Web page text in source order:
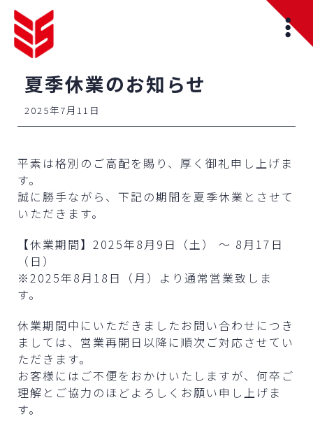
夏季休業のお知らせ
2025年7月11日
平素は格別のご高配を賜り、厚く御礼申し上げま
す。
誠に勝手ながら、下記の期間を夏季休業とさせて
いただきます。
【休業期間】2025年8月9日（土） ～ 8月17日
（日）
※2025年8月18日（月）より通常営業致しま
す。
休業期間中にいただきましたお問い合わせにつき
ましては、営業再開日以降に順次ご対応させてい
ただきます。
お客様にはご不便をおかけいたしますが、何卒ご
理解とご協力のほどよろしくお願い申し上げま
す。